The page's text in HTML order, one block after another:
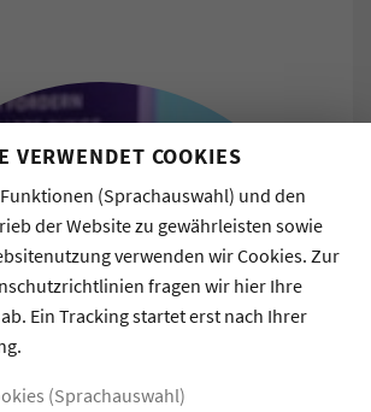
VERWENDET COOKIES
(Sprachauswahl) und den
der Website zu gewährleisten sowie
verwenden wir Cookies. Zur
fragen wir hier Ihre
Ein Tracking startet erst nach Ihrer
(Sprachauswahl)